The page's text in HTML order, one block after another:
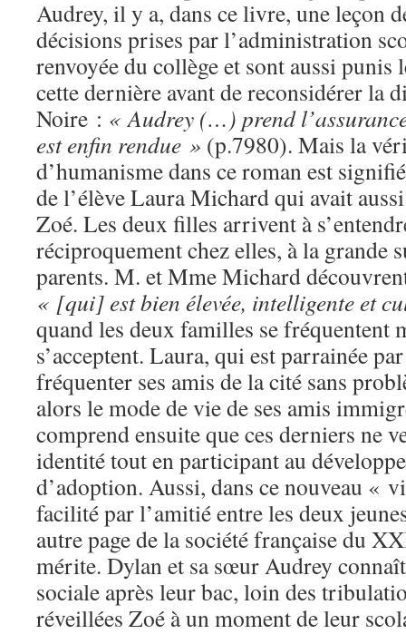
Audrey, il y a, dans ce livre, une leçon
décisions prises par l’administration
renvoyée du collège et sont aussi punis
cette dernière avant de reconsidérer la
Noire : « Audrey (…) prend
est enfin rendue » (p.7980). Mais la
d’humanisme dans ce roman est
de l’élève Laura Michard qui avait
Zoé. Les deux filles arrivent à
réciproquement chez elles, à la grande
parents. M. et Mme Michard
« [qui] est bien élevée, intelligente et
quand les deux familles se fréquentent
s’acceptent. Laura, qui est parrainée
fréquenter ses amis de la cité sans
alors le mode de vie de ses amis
comprend ensuite que ces derniers ne
identité tout en participant au
d’adoption. Aussi, dans ce nouveau «
facilité par l’amitié entre les deux
autre page de la société française du
mérite. Dylan et sa sœur Audrey
sociale après leur bac, loin des
réveillées Zoé à un moment de leur